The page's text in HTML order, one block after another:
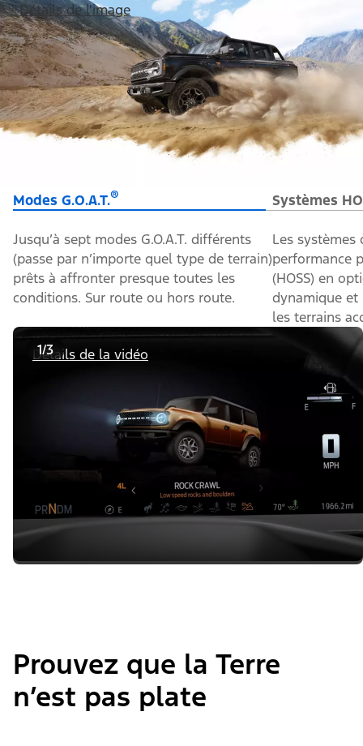
Détails de l'image
Modes G.O.A.T.® Systèmes
Jusqu’à sept modes G.O.A.T. différents
(passe par n’importe quel type de terrain)
prêts à affronter presque toutes les
conditions. Sur route ou hors route.
Les systèmes
performance
(HOSS) en
dynamique et
les terrains
1/3
Détails de la vidéo
Prouvez que la Terre
n’est pas plate